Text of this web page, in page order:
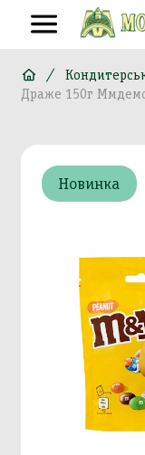
Драже 150г
Новинка